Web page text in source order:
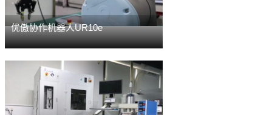
优傲协作机器人UR10e